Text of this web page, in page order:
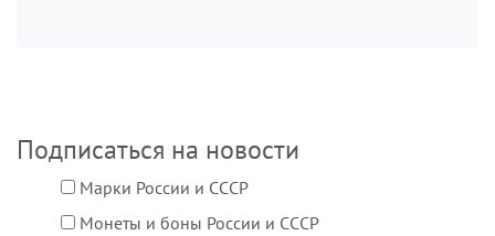
Подписаться на новости
Марки России и СССР
Монеты и боны России и СССР